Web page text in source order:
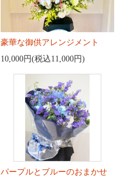
豪華な御供アレンジメント
10,000円(税込11,000円)
パープルとブルーのおまかせ